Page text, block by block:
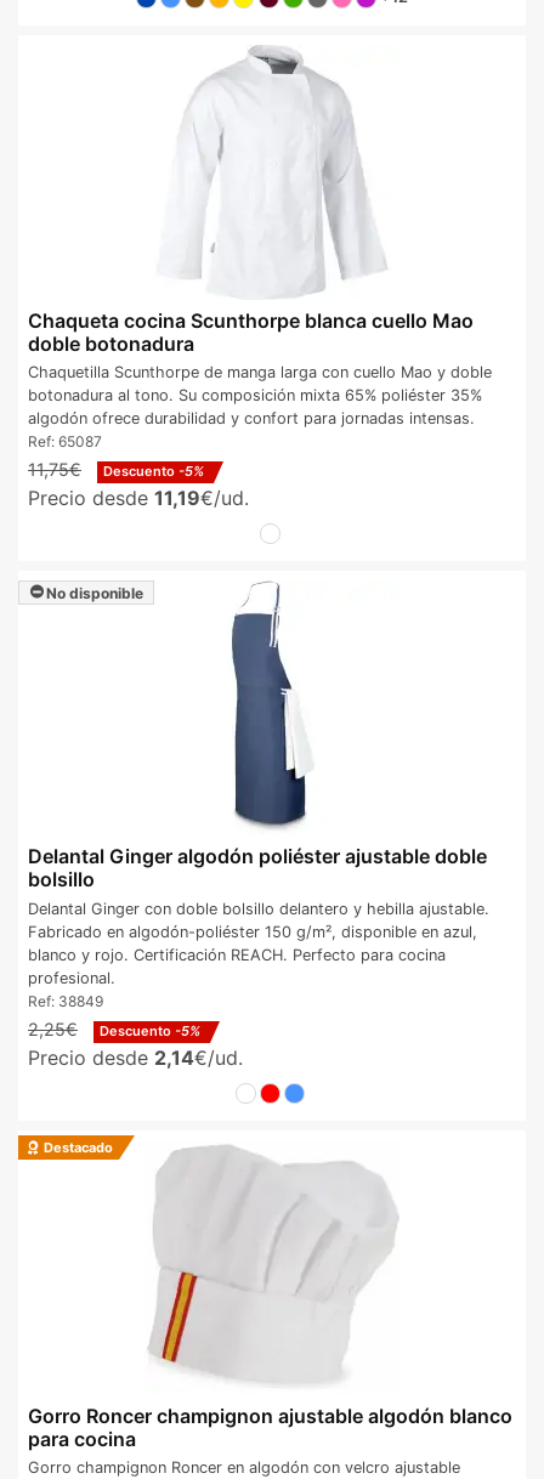
Chaqueta cocina Scunthorpe blanca cuello Mao
doble botonadura
Chaquetilla Scunthorpe de manga larga con cuello Mao y doble
botonadura al tono. Su composición mixta 65% poliéster 35%
algodón ofrece durabilidad y confort para jornadas intensas.
Ref: 65087
11,75€ Descuento -5%
Precio desde 11,19€/ud.
No disponible
Delantal Ginger algodón poliéster ajustable doble
bolsillo
Delantal Ginger con doble bolsillo delantero y hebilla ajustable.
Fabricado en algodón-poliéster 150 g/m², disponible en azul,
blanco y rojo. Certificación REACH. Perfecto para cocina
profesional.
Ref: 38849
2,25€ Descuento -5%
Precio desde 2,14€/ud.
Destacado
Gorro Roncer champignon ajustable algodón blanco
para cocina
Gorro champignon Roncer en algodón con velcro ajustable